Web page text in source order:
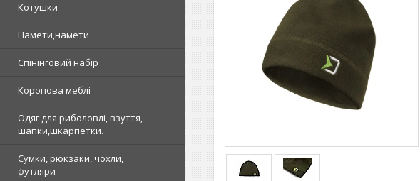
Котушки
Намети,намети
Спінінговий набір
Коропова меблі
Одяг для риболовлі, взуття,
шапки,шкарпетки.
Сумки, рюкзаки, чохли,
футляри